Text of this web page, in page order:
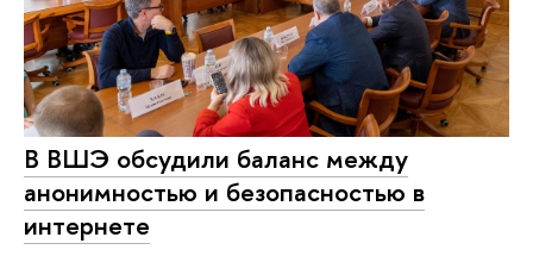
В ВШЭ обсудили баланс между
анонимностью и безопасностью в
интернете